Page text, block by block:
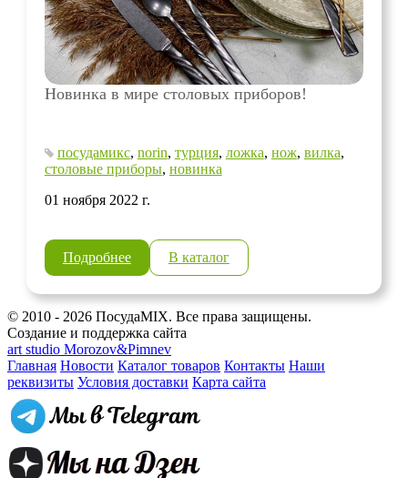
Новинка в мире столовых приборов!
посудамикс, norin, турция, ложка, нож, вилка,
столовые приборы, новинка
01 ноября 2022 г.
Подробнее В каталог
© 2010 - 2026 ПосудаMIX. Все права защищены.
Создание и поддержка сайта
art studio Morozov&Pimnev
Главная Новости Каталог товаров Контакты Наши
реквизиты Условия доставки Карта сайта